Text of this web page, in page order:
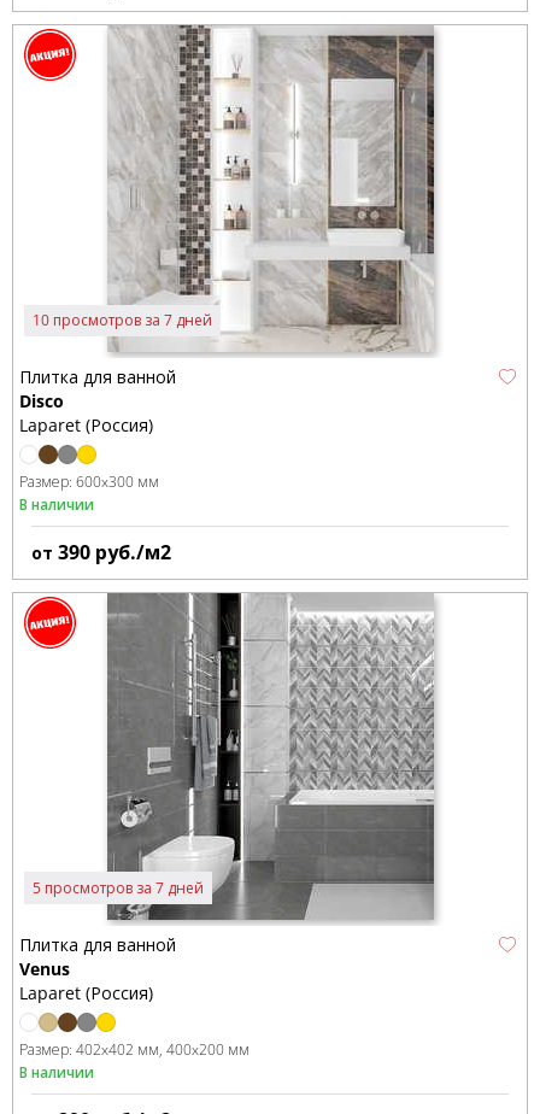
10 просмотров за 7 дней
Плитка для ванной
Disco
Laparet (Россия)
Размер: 600x300 мм
В наличии
от 390 руб./м2
5 просмотров за 7 дней
Плитка для ванной
Venus
Laparet (Россия)
Размер: 402x402 мм 400x200 мм
В наличии